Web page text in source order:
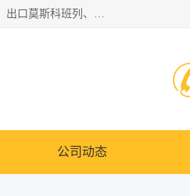
邦赋供应链管理成都有限公司是一家全球性的货物运输代理公司，主要从事：波兰中欧班列、德国中欧班列、出口莫斯科班列、中欧班列进口、蓉欧铁路、成都出口空运等业务，同时亦提供报关、报检、仓储、码头操作等服务。
公司动态